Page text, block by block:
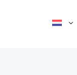
Taal